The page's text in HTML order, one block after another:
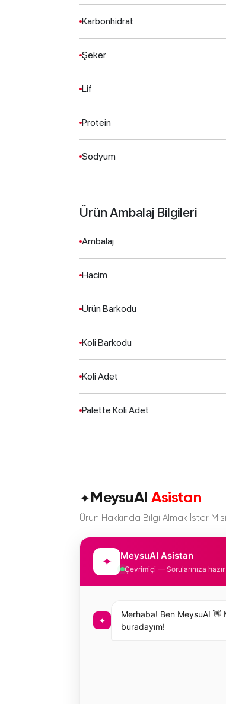
Karbonhidrat
Şeker
Lif
Protein
Sodyum
Ürün Ambalaj Bilgileri
Ambalaj
Hacim
Ürün Barkodu
Koli Barkodu
Koli Adet
Palette Koli Adet
✦MeysuAI Asistan
Ürün Hakkında Bilgi Almak İster
✦ MeysuAI Asistan
Çevrimiçi — Sorularınıza hazır
✦
Merhaba! Ben MeysuAI
buradayım!